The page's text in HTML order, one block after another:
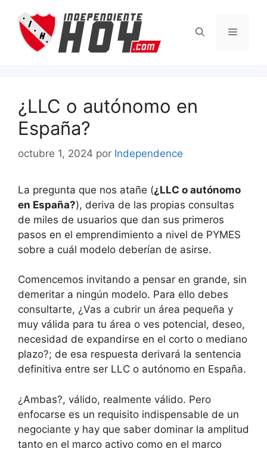
contenido
Menú
¿LLC o autónomo en
España?
octubre 1, 2024 por Independence
La pregunta que nos atañe (¿ LLC o autónomo
en España?), deriva de las propias consultas
de miles de usuarios que dan sus primeros
pasos en el emprendimiento a nivel de PYMES
sobre a cuál modelo deberían de asirse.
Comencemos invitando a pensar en grande, sin
demeritar a ningún modelo. Para ello debes
consultarte, ¿Vas a cubrir un área pequeña y
muy válida para tu área o ves potencial, deseo,
necesidad de expandirse en el corto o mediano
plazo?; de esa respuesta derivará la sentencia
definitiva entre ser LLC o autónomo en España.
¿Ambas?, válido, realmente válido. Pero
enfocarse es un requisito indispensable de un
negociante y hay que saber dominar la amplitud
tanto en el marco activo como en el marco